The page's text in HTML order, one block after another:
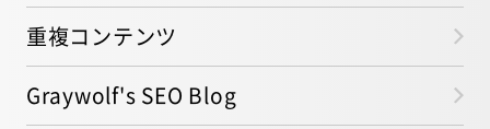
重複コンテンツ
Graywolf's SEO Blog